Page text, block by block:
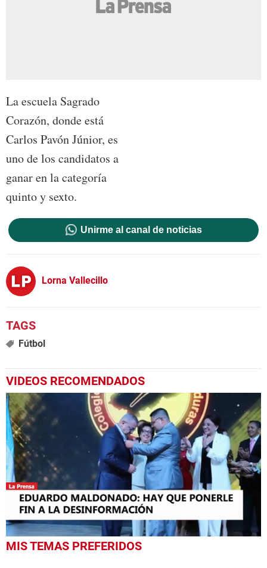
La escuela Sagrado
Corazón, donde está
Carlos Pavón Júnior, es
uno de los candidatos a
ganar en la categoría
quinto y sexto.
Unirme al canal de noticias
Lorna Vallecillo
Fútbol
VIDEOS RECOMENDADOS
0
seconds
MIS TEMAS PREFERIDOS